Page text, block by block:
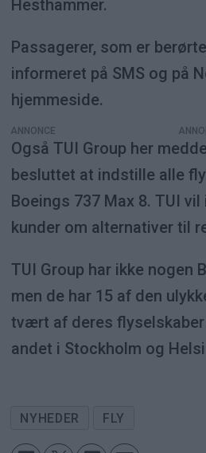
Hesthammer.
Passagerer, som er
informeret på SMS og på
hjemmeside.
ANNONCE
Også TUI Group her
besluttet at indstille alle
Boeings 737 Max 8. TUI
kunder om alternativer til
TUI Group har ikke nogen
men de har 15 af den
tvært af deres flyselskaber
andet i Stockholm og
NYHEDER FLY